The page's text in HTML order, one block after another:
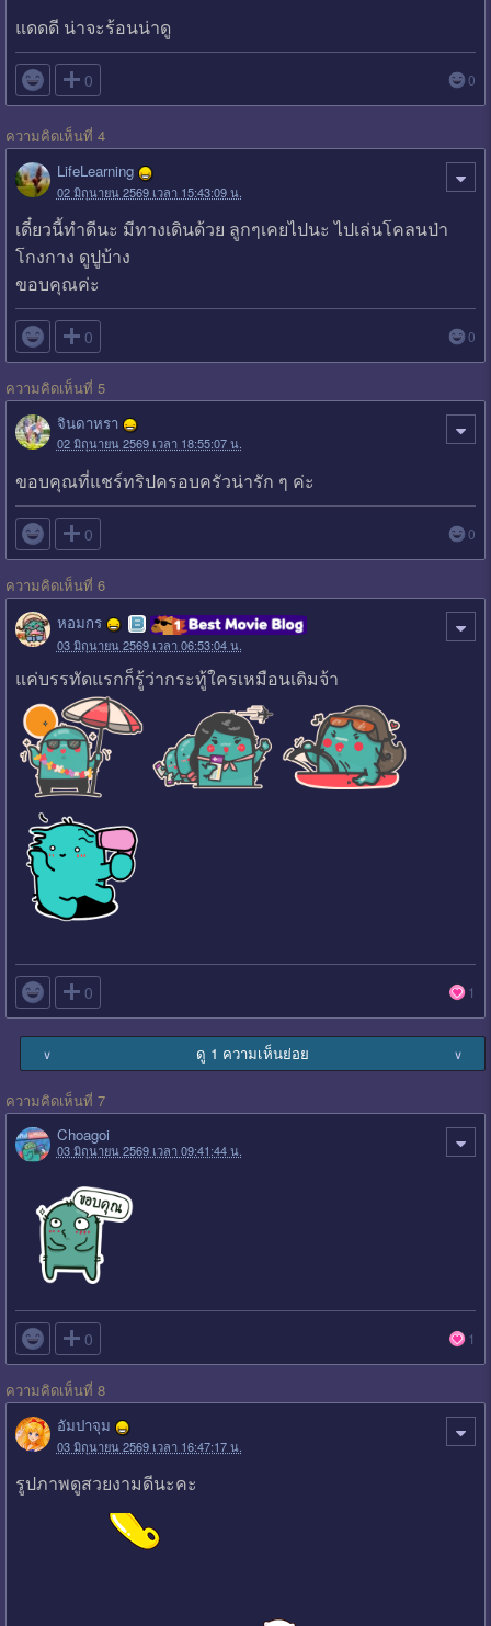
แดดดี น่าจะร้อนน่าดู​
 0 0
ความคิดเห็นที่ 4
LifeLearning
02 มิถุนายน 2569 เวลา 15:43:09 น.
เดี๋ยวนี้ทำดีนะ มีทางเดินด้วย ลูกๆเคยไปนะ ไปเล่นโคลนป่า
โกงกาง ดูปูบ้าง
ขอบคุณค่ะ
 0 0
ความคิดเห็นที่ 5
จินดาหรา
02 มิถุนายน 2569 เวลา 18:55:07 น.
ขอบคุณที่แชร์ทริปครอบครัวน่ารัก ๆ ค่ะ
 0 0
ความคิดเห็นที่ 6
หอมกร
03 มิถุนายน 2569 เวลา 06:53:04 น.
แค่บรรทัดแรกก็รู้ว่ากระทู้ใครเหมือนเดิมจ้า
 0 1
∨ ดู 1 ความเห็นย่อย ∨
ความคิดเห็นที่ 7
Choagoi
03 มิถุนายน 2569 เวลา 09:41:44 น.
 0 1
ความคิดเห็นที่ 8
อัมปาจุม
03 มิถุนายน 2569 เวลา 16:47:17 น.
รูปภาพดูสวยงามดีนะคะ